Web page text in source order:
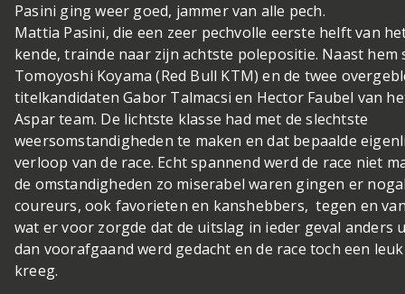
Pasini ging weer goed, jammer van alle pech.
Mattia Pasini, die een zeer pechvolle eerste helft van
kende, trainde naar zijn achtste polepositie. Naast hem
Tomoyoshi Koyama (Red Bull KTM) en de twee
titelkandidaten Gabor Talmacsi en Hector Faubel van
Aspar team. De lichtste klasse had met de slechtste
weersomstandigheden te maken en dat bepaalde
verloop van de race. Echt spannend werd de race niet
de omstandigheden zo miserabel waren gingen er
coureurs, ook favorieten en kanshebbers, tegen en
wat er voor zorgde dat de uitslag in ieder geval anders
dan voorafgaand werd gedacht en de race toch een
kreeg.